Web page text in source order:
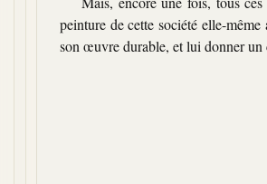
peinture de cette société elle-
son œuvre durable, et lui donner un